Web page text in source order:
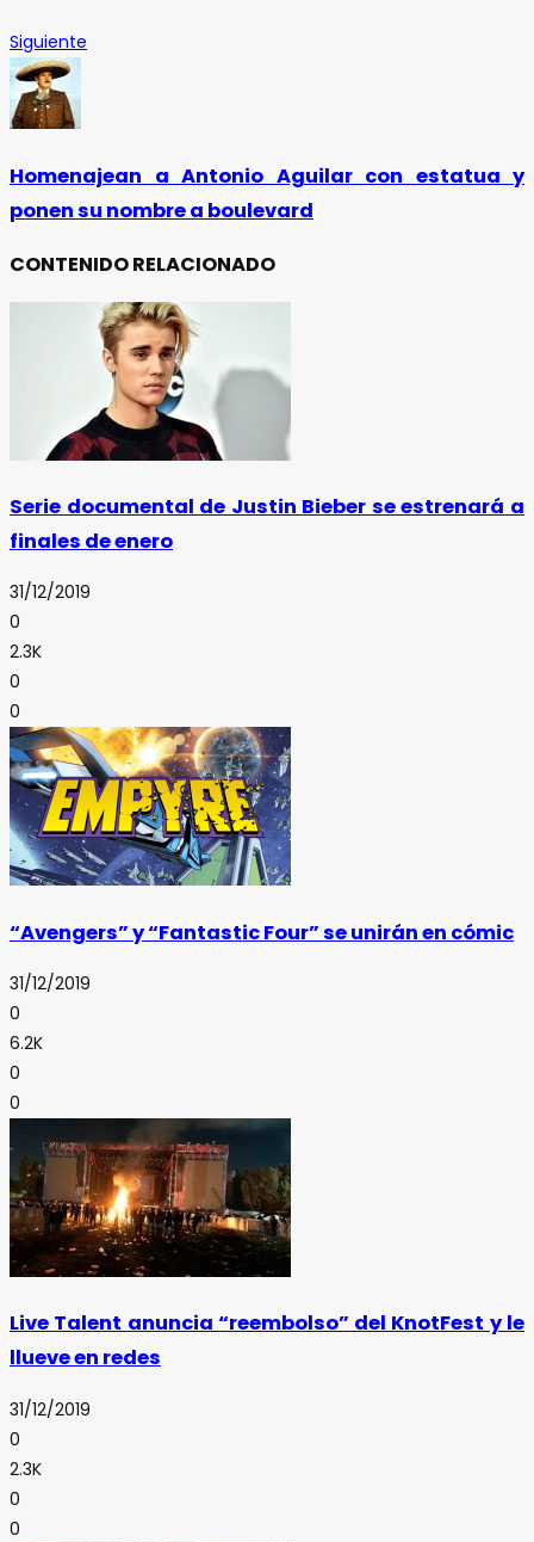
Siguiente
Homenajean a Antonio Aguilar con estatua y
ponen su nombre a boulevard
CONTENIDO RELACIONADO
Serie documental de Justin Bieber se estrenará a
finales de enero
31/12/2019
0
2.3K
0
0
“Avengers” y “Fantastic Four” se unirán en cómic
31/12/2019
0
6.2K
0
0
Live Talent anuncia “reembolso” del KnotFest y le
llueve en redes
31/12/2019
0
2.3K
0
0